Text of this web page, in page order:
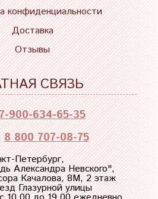
конфиденциальности
Доставка
Отзывы
СВЯЗЬ
900-634-65-35
8 800 707-08-75
Петербург,
Александра Невского",
Качалова, 8М, 2 этаж
Глазурной улицы